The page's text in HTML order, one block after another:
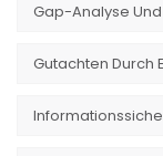
Gap-Analyse
Gutachten Durch